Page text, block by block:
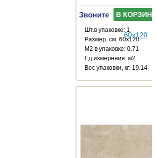
Звоните В КОРЗИНУ
Шт.в упаковке: 1
Размер, см: 60x120
М2 в упаковке: 0.71
Ед.измерения: м2
Веc упаковки, кг: 19.14